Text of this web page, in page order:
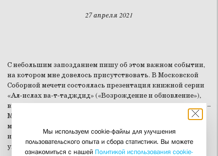
27 апреля 2021
С небольшим запозданием пишу об этом важном событии,
на котором мне довелось присутствовать. В Московской
Соборной мечети состоялась презентация книжной серии
«Ал-ислах ва-т-тадждид» («Возрождение и обновление»),
вышедшей в Издательском доме «Медина». Организаторы –
Московский исламский институт, Духовное управление
мусульман Российской Федерации, Центр исламских
исследований Санкт-Петербургского государственного
университета.
Мы используем cookie-файлы для улучшения
пользовательского опыта и сбора статистики. Вы можете
ознакомиться с нашей Политикой использования cookie-